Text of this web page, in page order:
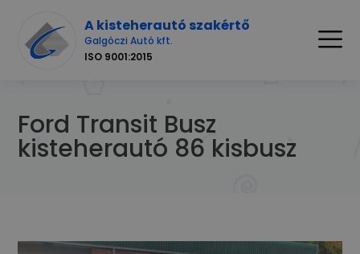
A kisteherautó szakértő
Galgóczi Autó kft.
ISO 9001:2015
Ford Transit Busz
kisteherautó 86 kisbusz